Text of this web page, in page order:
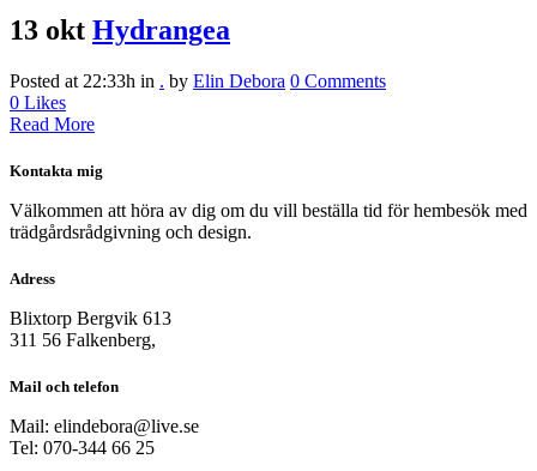
13 okt Hydrangea
Posted at 22:33h in . by Elin Debora 0 Comments
0 Likes
Read More
Kontakta mig
Välkommen att höra av dig om du vill beställa tid för hembesök med
trädgårdsrådgivning och design.
Adress
Blixtorp Bergvik 613
311 56 Falkenberg,
Mail och telefon
Mail: elindebora@live.se
Tel: 070-344 66 25